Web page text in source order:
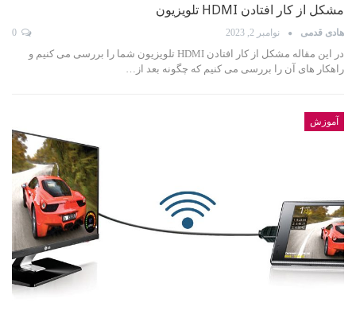
مشکل از کار افتادن HDMI تلویزیون
هادی قدمی نوامبر 2, 2023
در این مقاله مشکل از کار افتادن HDMI تلویزیون شما را بررسی می کنیم و
راهکار های آن را بررسی می کنیم که چگونه بعد از…
آموزش